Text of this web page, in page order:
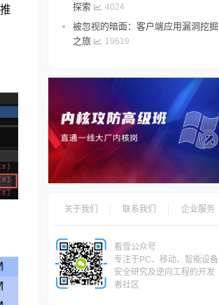
探索
4024
被忽视的暗面：客户端应用漏洞挖掘
之旅
19619
关于我们 联系我们 企业服务
看雪公众号
专注于PC、移动、智能设备
安全研究及逆向工程的开发
者社区